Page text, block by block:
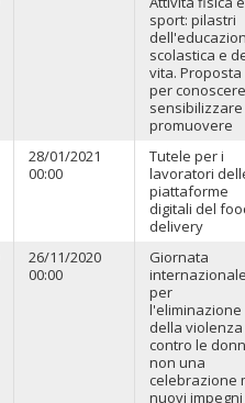
sport: pilastri
scolastica e
vita. Proposta
per
promuovere
28/01/2021
00:00
Tutele per i
lavoratori
piattaforme
digitali del
delivery
26/11/2020
00:00
Giornata
per
l'eliminazione
della violenza
contro le
non una
celebrazione
nuovi impegni